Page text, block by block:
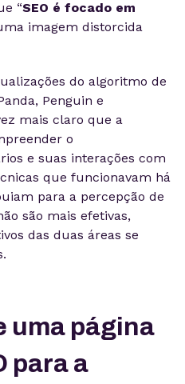
“SEO é focado em
imagem distorcida
do algoritmo de
Penguin e
mais claro que a
o
e suas interações com
que funcionavam há
para a percepção de
são mais efetivas,
das duas áreas se
uma página
para a